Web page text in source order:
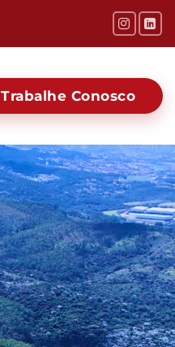
Trabalhe Conosco